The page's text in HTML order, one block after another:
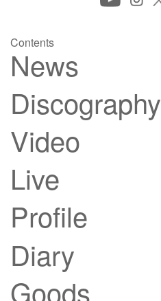
Contents
News
Discography
Video
Live
Profile
Diary
Goods